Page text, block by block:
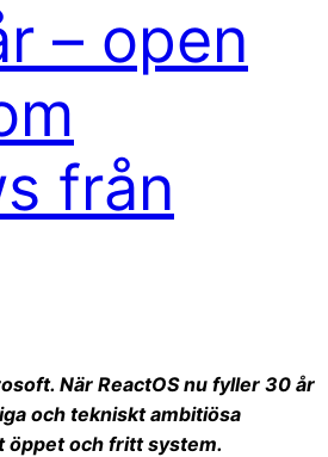
– open
från
När ReactOS nu fyller 30 år
och tekniskt ambitiösa
öppet och fritt system.